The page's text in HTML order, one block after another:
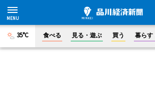
35°C 食べる 見る・遊ぶ 買う 暮らす